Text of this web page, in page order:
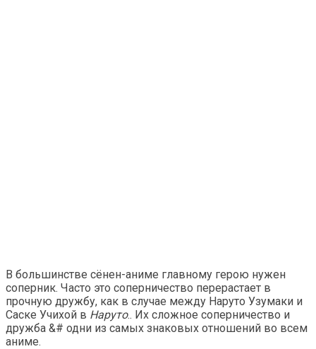
В большинстве сёнен-аниме главному герою нужен
соперник. Часто это соперничество перерастает в
прочную дружбу, как в случае между Наруто Узумаки и
Саске Учихой в Наруто.. Их сложное соперничество и
дружба &# одни из самых знаковых отношений во всем
аниме.